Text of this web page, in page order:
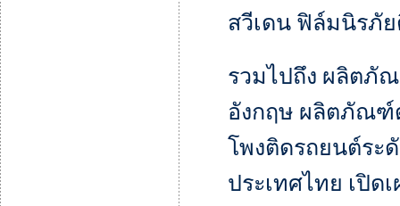
สวีเดน ฟิล์มนิรภั
รวมไปถึง ผลิตภั
อังกฤษ ผลิตภัณฑ์
โพงติดรถยนต์ระ
ประเทศไทย เปิด